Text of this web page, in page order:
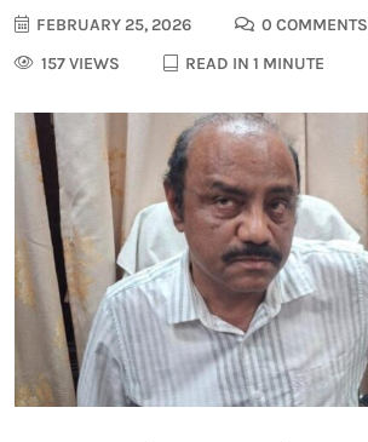
FEBRUARY 25, 2026
0 COMMENTS
157 VIEWS
READ IN 1 MINUTE